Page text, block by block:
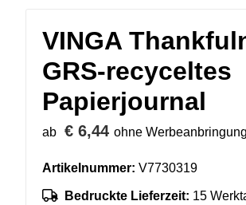
VINGA
GRS-recyceltes
Papierjournal
ab € 6,44 ohne Werbeanbringung
Artikelnummer: V7730319
Bedruckte Lieferzeit: 15